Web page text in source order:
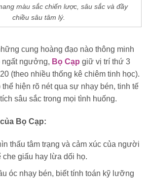
màu sắc chiến lược, sâu sắc và đầy
chiều sâu tâm lý.
cung hoàng đạo nào thông minh
ngất ngưởng, Bọ Cạp giữ vị trí thứ 3
(theo nhiều thống kê chiêm tinh học).
hiện rõ nét qua sự nhạy bén, tinh tế
sâu sắc trong mọi tình huống.
Bọ Cạp:
thấu tâm trạng và cảm xúc của người
che giấu hay lừa dối họ.
óc nhạy bén, biết tính toán kỹ lưỡng